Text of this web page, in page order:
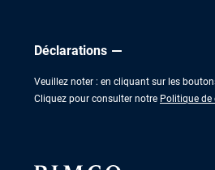
Déclarations
Veuillez noter : en cliquant sur les
Cliquez pour consulter notre Politique